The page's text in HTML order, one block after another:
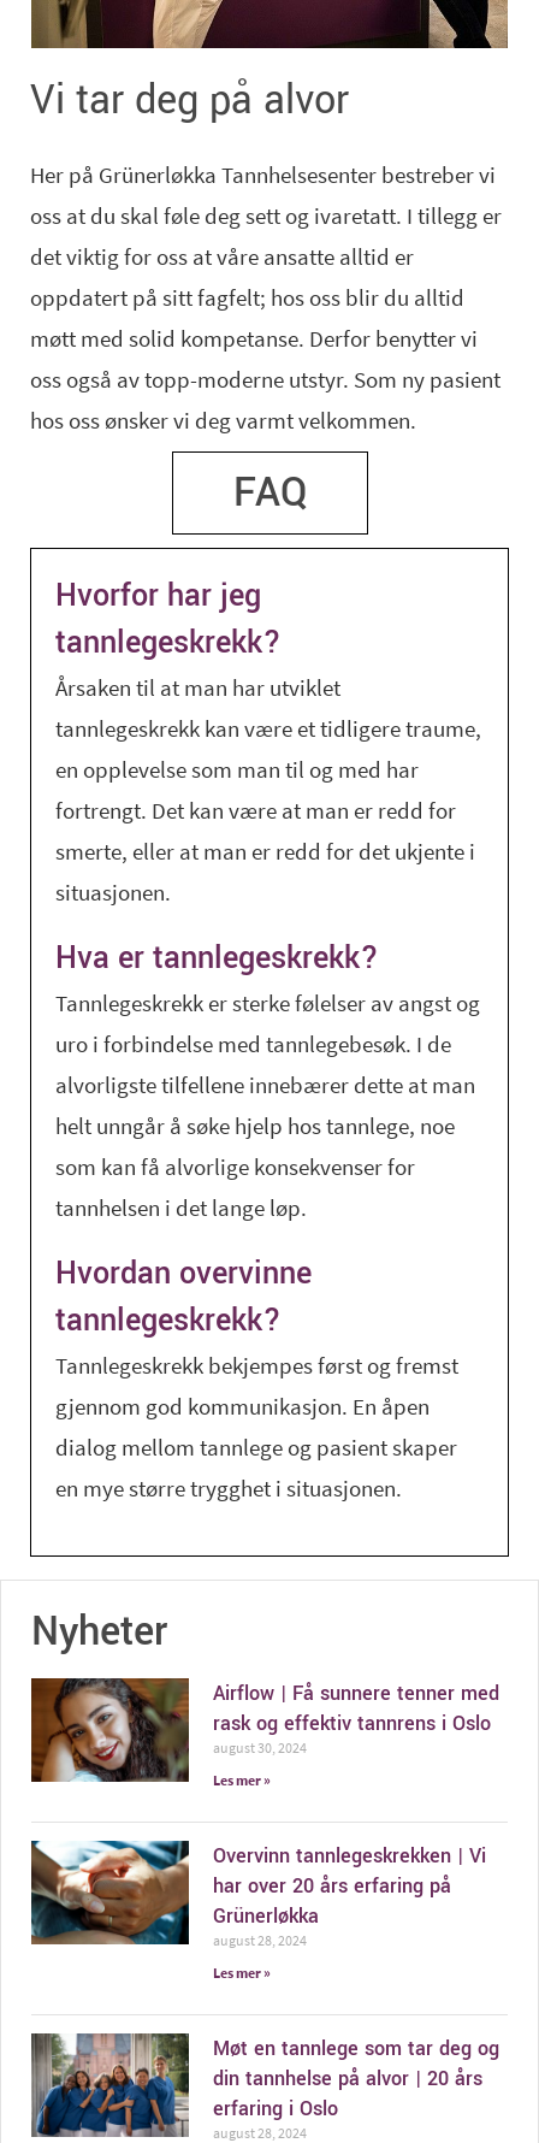
Vi tar deg på alvor
Her på Grünerløkka Tannhelsesenter bestreber vi
oss at du skal føle deg sett og ivaretatt. I tillegg er
det viktig for oss at våre ansatte alltid er
oppdatert på sitt fagfelt; hos oss blir du alltid
møtt med solid kompetanse. Derfor benytter vi
oss også av topp-moderne utstyr. Som ny pasient
hos oss ønsker vi deg varmt velkommen.
FAQ
Hvorfor har jeg
tannlegeskrekk?
Årsaken til at man har utviklet
tannlegeskrekk kan være et tidligere traume,
en opplevelse som man til og med har
fortrengt. Det kan være at man er redd for
smerte, eller at man er redd for det ukjente i
situasjonen.
Hva er tannlegeskrekk?
Tannlegeskrekk er sterke følelser av angst og
uro i forbindelse med tannlegebesøk. I de
alvorligste tilfellene innebærer dette at man
helt unngår å søke hjelp hos tannlege, noe
som kan få alvorlige konsekvenser for
tannhelsen i det lange løp.
Hvordan overvinne
tannlegeskrekk?
Tannlegeskrekk bekjempes først og fremst
gjennom god kommunikasjon. En åpen
dialog mellom tannlege og pasient skaper
en mye større trygghet i situasjonen.
Nyheter
Airflow | Få sunnere tenner med
rask og effektiv tannrens i Oslo
august 30, 2024
Les mer »
Overvinn tannlegeskrekken | Vi
har over 20 års erfaring på
Grünerløkka
august 28, 2024
Les mer »
Møt en tannlege som tar deg og
din tannhelse på alvor | 20 års
erfaring i Oslo
august 28, 2024